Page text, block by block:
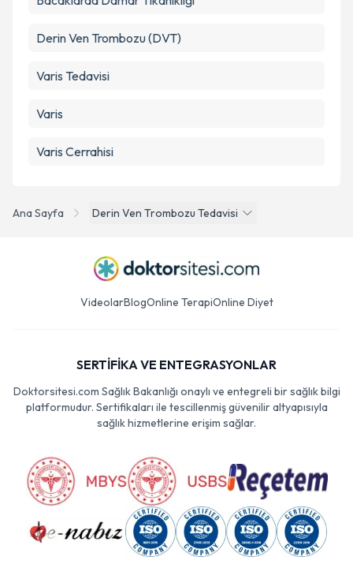
Ana Sayfa Derin Ven Trombozu Tedavisi
Bacaklarda Damar Tıkanıklığı
Derin Ven Trombozu (DVT)
Varis Tedavisi
Varis
Varis Cerrahisi
Videolar Blog Online Terapi Online Diyet
SERTİFİKA VE ENTEGRASYONLAR
Doktorsitesi.com Sağlık Bakanlığı onaylı ve entegreli bir sağlık bilgi
platformudur. Sertifikaları ile tescillenmiş güvenilir altyapısıyla
sağlık hizmetlerine erişim sağlar.